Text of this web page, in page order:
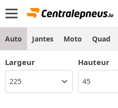
Auto Jantes Moto Quad
Largeur Hauteur